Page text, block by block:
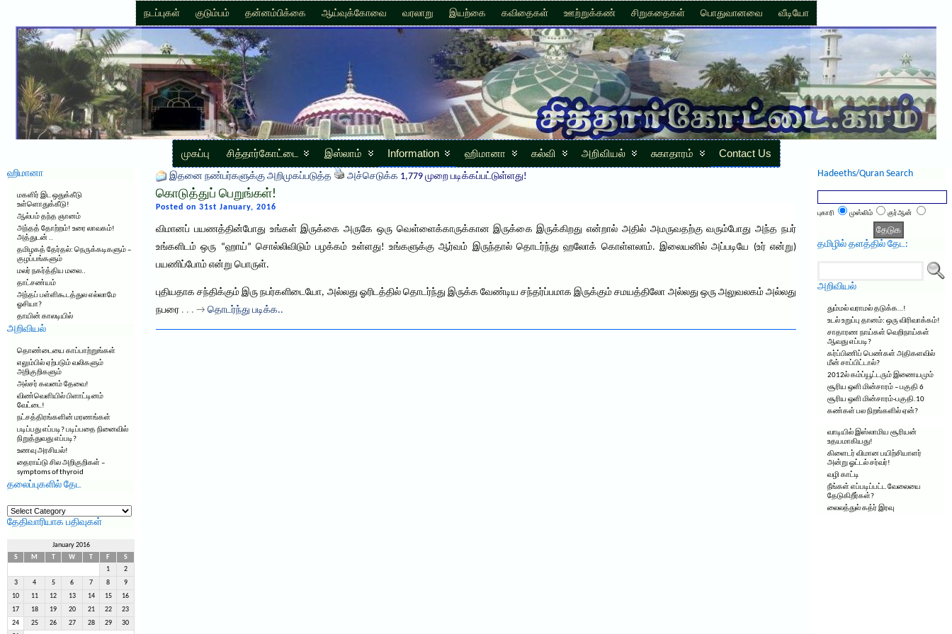
நடப்புகள் குடும்பம் தன்னம்பிக்கை ஆய்வுக்கோவை வரலாறு இயற்கை கவிதைகள் ஊற்றுக்கண் சிறுகதைகள் பொதுவானவை வீடியோ
முகப்பு சித்தார்கோட்டை இஸ்லாம் Information ஹிமானா கல்வி அறிவியல் சுகாதாரம் Contact Us
ஹிமானா
மகளிர் இட ஒதுக்கீடு
உள்ளொதுக்கீடு!
ஆல்பம் தந்த ஞானம்
அந்தத் தோற்றம்! உரை லாவகம்!
அத்துடன் ..
தமிழகத் தேர்தல்: நெருக்கடிகளும் –
குழப்பங்களும்
மலர் நகர்த்திய மலை..
தாட்சண்யம்
அந்தப் பள்ளிகூடத்துல எல்லாமே
ஓசியா?
தாயின் காலடியில்
அறிவியல்
தொண்டையை காப்பாற்றுங்கள்
எலும்பில் ஏற்படும் வலிகளும்
அறிகுறிகளும்
அல்சர் கவனம் தேவை!
விண்வெளியில் பிளாட்டினம்
வேட்டை!
நட்சத்திரங்களின் மரணங்கள்
படிப்பது எப்படி? படிப்பதை நினைவில்
நிறுத்துவது எப்படி?
உணவு அரசியல்!
தைராய்டு சில அறிகுறிகள் –
symptoms of thyroid
தலைப்புகளில் தேட
தலைப்புகளில்
தேட
தேதிவாரியாக பதிவுகள்
January 2016
S
M W F
S
1
2
3 4 5 6 7 8 9
10 11 12 13 14 15 16
17 18 19 20 21 22 23
24 25 26 27 28 29 30
இதனை நண்பர்களுக்கு அறிமுகப்படுத்த அச்செடுக்க 1,779 முறை படிக்கப்பட்டுள்ளது!
கொடுத்துப் பெறுங்கள்!
Posted on 31st January, 2016
விமானப் பயணத்தின்போது உங்கள் இருக்கை அருகே ஒரு வெள்ளைக்காருக்கான இருக்கை இருக்கிறது என்றால் அதில் அமருவதற்கு வரும்போது அந்த நபர்
உங்களிடம் ஒரு “ஹாய்” சொல்லிவிடும் பழக்கம் உள்ளது! உங்களுக்கு ஆர்வம் இருந்தால் தொடர்ந்து ஹலோக் கொள்ளலாம். இலையனில் அப்படியே (உர் என்று)
பயணிப்போம் என்று பொருள்.
புதியதாக சந்திக்கும் இரு நபர்களிடையோ, அல்லது ஓரிடத்தில் தொடர்ந்து இருக்க வேண்டிய சந்தர்ப்பமாக இருக்கும் சமயத்திலோ அல்லது ஒரு அலுவலகம் அல்லது
நபரை . . . → தொடர்ந்து படிக்க..
Hadeeths/Quran Search
புகாரி முஸ்லிம் குர்ஆன்
தமிழில் தளத்தில் தேட:
அறிவியல்
தும்மல் வராமல் தடுக்க…!
உடல் உறுப்பு தானம்: ஒரு விரிவாக்கம்!
சாதாரண நாய்கள் வெறிநாய்கள்
ஆவது எப்படி?
கர்ப்பிணிப் பெண்கள் அதிகளவில்
மீன் சாப்பிட்டால்?
2012ல் கம்ப்யூட்டரும் இணையமும்
சூரிய ஒளி மின்சாரம் – பகுதி 6
சூரிய ஒளி மின்சாரம்-பகுதி.10
கண்கள் பல நிறங்களில் ஏன்?
வாடியில் இஸ்லாமிய சூரியன்
உதயமாகியது!
கிளைடர் விமான பயிற்சியாளர்
அன்று ஓட்டல் சர்வர்!
வழி காட்டி
நீங்கள் எப்படிப்பட்ட வேலையை
தேடுகிறீர்கள்?
லைலத்துல் கத்ர் இரவு